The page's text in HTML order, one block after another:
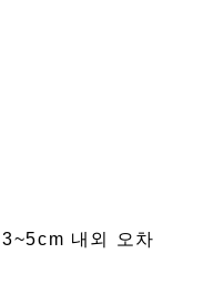
내외 오차